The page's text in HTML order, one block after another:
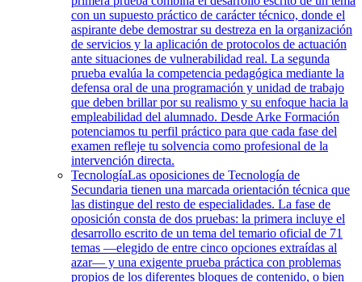
con un supuesto práctico de carácter técnico, donde el
aspirante debe demostrar su destreza en la organización
de servicios y la aplicación de protocolos de actuación
ante situaciones de vulnerabilidad real. La segunda
prueba evalúa la competencia pedagógica mediante la
defensa oral de una programación y unidad de trabajo
que deben brillar por su realismo y su enfoque hacia la
empleabilidad del alumnado. Desde Arke Formación
potenciamos tu perfil práctico para que cada fase del
examen refleje tu solvencia como profesional de la
intervención directa.
TecnologíaLas oposiciones de Tecnología de
Secundaria tienen una marcada orientación técnica que
las distingue del resto de especialidades. La fase de
oposición consta de dos pruebas: la primera incluye el
desarrollo escrito de un tema del temario oficial de 71
temas —elegido de entre cinco opciones extraídas al
azar— y una exigente prueba práctica con problemas
propios de los diferentes bloques de contenido, o bien